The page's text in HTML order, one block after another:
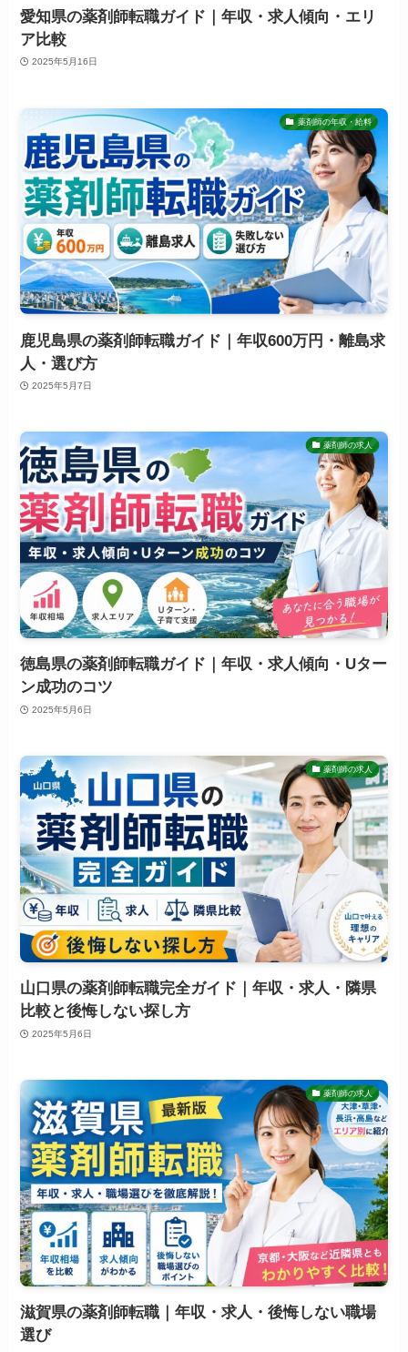
愛知県の薬剤師転職ガイド｜年収・求人傾向・エリ
ア比較
2025年5月16日
薬剤師の年収・給料
鹿児島県の薬剤師転職ガイド｜年収600万円・離島求
人・選び方
2025年5月7日
薬剤師の求人
徳島県の薬剤師転職ガイド｜年収・求人傾向・Uター
ン成功のコツ
2025年5月6日
薬剤師の求人
山口県の薬剤師転職完全ガイド｜年収・求人・隣県
比較と後悔しない探し方
2025年5月6日
薬剤師の求人
滋賀県の薬剤師転職｜年収・求人・後悔しない職場
選び